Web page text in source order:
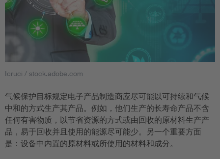
Icruci / stock.adobe.com
气候保护目标规定电子产品制造商应尽可能以可持续和气候
中和的方式生产其产品。例如，他们生产的长寿命产品不含
任何有害物质，以节省资源的方式或由回收的原材料生产产
品，易于回收并且使用的能源尽可能少。另一个重要方面
是：设备中内置的原材料或所使用的材料和成分。